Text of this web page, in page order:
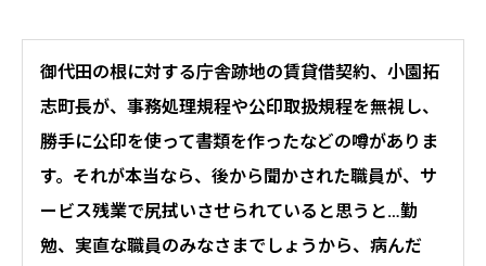
御代田の根に対する庁舎跡地の賃貸借契約、小園拓
志町長が、事務処理規程や公印取扱規程を無視し、
勝手に公印を使って書類を作ったなどの噂がありま
す。それが本当なら、後から聞かされた職員が、サ
ービス残業で尻拭いさせられていると思うと…勤
勉、実直な職員のみなさまでしょうから、病んだ